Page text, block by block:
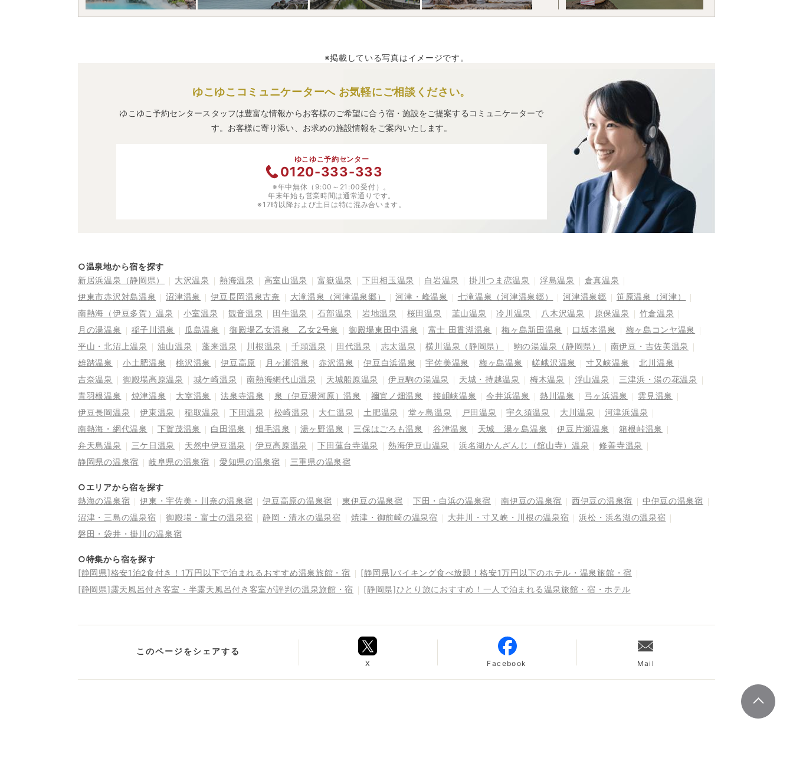
※掲載している写真はイメージです。
ゆこゆこコミュニケーターへ お気軽にご相談ください。
ゆこゆこ予約センタースタッフは豊富な情報からお客様のご希望に合う宿・施設をご提案するコミュニケーターで
す。お客様に寄り添い、お求めの施設情報をご案内いたします。
ゆこゆこ予約センター
0120-333-333
※年中無休（9:00～21:00受付）。
年末年始も営業時間は通常通りです。
※17時以降および土日は特に混み合います。
○温泉地から宿を探す
新居浜温泉（静岡県）
大沢温泉 熱海温泉 高室山温泉 富嶽温泉 下田相玉温泉 白岩温泉 掛川つま恋温泉 浮島温泉
倉真温泉
伊東市赤沢対島温泉
沼津温泉 伊豆長岡温泉古奈 大滝温泉（河津温泉郷） 河津・峰温泉 七滝温泉（河津温泉郷） 河津温泉郷
笹原温泉（河津）
南熱海（伊豆多賀）温泉
小室温泉 観音温泉 田牛温泉 石部温泉 岩地温泉 桜田温泉 韮山温泉 冷川温泉 八木沢温泉 原保温泉
竹倉温泉
月の湯温泉
稲子川温泉 瓜島温泉 御殿場乙女温泉 乙女2号泉 御殿場東田中温泉 富士 田貫湖温泉 梅ヶ島新田温泉 口坂本温泉
梅ヶ島コンヤ温泉
平山・北沼上温泉
油山温泉 蓬来温泉 川根温泉 千頭温泉 田代温泉 志太温泉 横川温泉（静岡県） 駒の湯温泉（静岡県）
南伊豆・吉佐美温泉
雄踏温泉
小土肥温泉 桃沢温泉 伊豆高原 月ヶ瀬温泉 赤沢温泉 伊豆白浜温泉 宇佐美温泉 梅ヶ島温泉 嵯峨沢温泉 寸又峡温泉
北川温泉
吉奈温泉
御殿場高原温泉 城ケ崎温泉 南熱海網代山温泉 天城船原温泉 伊豆駒の湯温泉 天城・持越温泉 梅木温泉 浮山温泉
三津浜・湯の花温泉
青羽根温泉
焼津温泉 大室温泉 法泉寺温泉 泉（伊豆湯河原）温泉 禰宜ノ畑温泉 接岨峡温泉 今井浜温泉 熱川温泉 弓ヶ浜温泉
雲見温泉
伊豆長岡温泉
伊東温泉 稲取温泉 下田温泉 松崎温泉 大仁温泉 土肥温泉 堂ヶ島温泉 戸田温泉 宇久須温泉 大川温泉
河津浜温泉
南熱海・網代温泉
下賀茂温泉 白田温泉 畑毛温泉 湯ヶ野温泉 三保はごろも温泉 谷津温泉 天城 湯ヶ島温泉 伊豆片瀬温泉
箱根峠温泉
弁天島温泉
三ケ日温泉 天然中伊豆温泉 伊豆高原温泉 下田蓮台寺温泉 熱海伊豆山温泉 浜名湖かんざんじ（舘山寺）温泉
修善寺温泉
静岡県の温泉宿
岐阜県の温泉宿 愛知県の温泉宿 三重県の温泉宿
○エリアから宿を探す
熱海の温泉宿
伊東・宇佐美・川奈の温泉宿 伊豆高原の温泉宿 東伊豆の温泉宿 下田・白浜の温泉宿 南伊豆の温泉宿 西伊豆の温泉宿
中伊豆の温泉宿
沼津・三島の温泉宿
御殿場・富士の温泉宿 静岡・清水の温泉宿 焼津・御前崎の温泉宿 大井川・寸又峡・川根の温泉宿
浜松・浜名湖の温泉宿
磐田・袋井・掛川の温泉宿
○特集から宿を探す
[静岡県]格安1泊2食付き！1万円以下で泊まれるおすすめ温泉旅館・宿
[静岡県]バイキング食べ放題！格安1万円以下のホテル・温泉旅館・宿
[静岡県]露天風呂付き客室・半露天風呂付き客室が評判の温泉旅館・宿
[静岡県]ひとり旅におすすめ！一人で泊まれる温泉旅館・宿・ホテル
このページをシェアする
X Facebook Mail